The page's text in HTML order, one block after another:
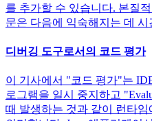
를 추가할 수 있습니다. 본질
문은 다음에 익숙해지는 데 시
디버깅 도구로서의 코드 평가
이 기사에서 "코드 평가"는
로그램을 일시 중지하고
때 발생하는 것과 같이 런타